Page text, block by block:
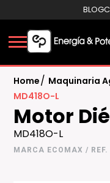
BLOG
Home/ Maquinaria
MD418O-L
Motor
MD418O-L
MARCA ECOMAX /